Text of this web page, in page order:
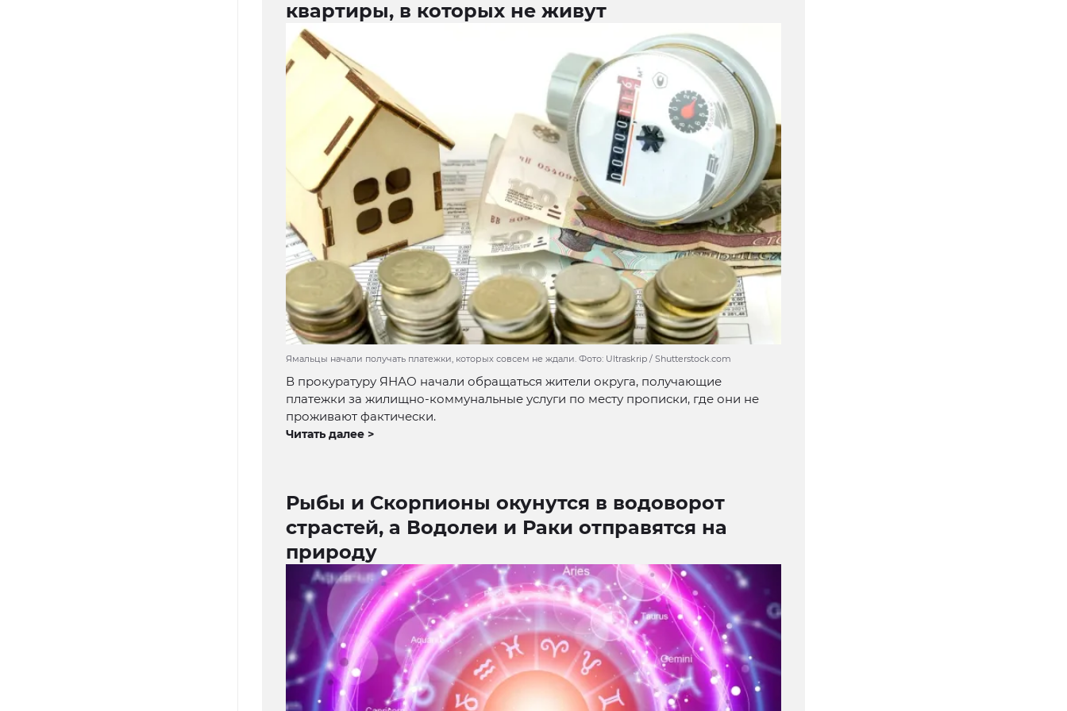
квартиры, в которых не живут
Ямальцы начали получать платежки, которых совсем не ждали. Фото: Ultraskrip / Shutterstock.com
В прокуратуру ЯНАО начали обращаться жители округа, получающие
платежки за жилищно-коммунальные услуги по месту прописки, где они не
проживают фактически.
Читать далее >
Рыбы и Скорпионы окунутся в водоворот
страстей, а Водолеи и Раки отправятся на
природу